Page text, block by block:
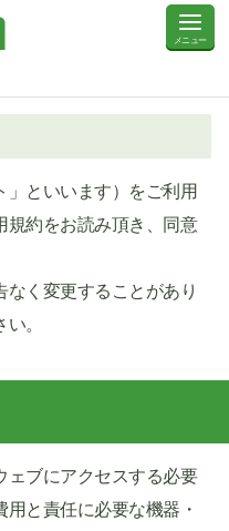
といいます）をご利用
規約をお読み頂き、同意
く変更することがあり
。
ェブにアクセスする必要
と責任に必要な機器・